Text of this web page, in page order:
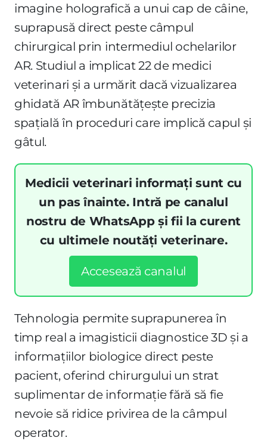
imagine holografică a unui cap de câine,
suprapusă direct peste câmpul
chirurgical prin intermediul ochelarilor
AR. Studiul a implicat 22 de medici
veterinari și a urmărit dacă vizualizarea
ghidată AR îmbunătățește precizia
spațială în proceduri care implică capul și
gâtul.
Medicii veterinari informați sunt cu
un pas înainte. Intră pe canalul
nostru de WhatsApp și fii la curent
cu ultimele noutăți veterinare.
Accesează canalul
Tehnologia permite suprapunerea în
timp real a imagisticii diagnostice 3D și a
informațiilor biologice direct peste
pacient, oferind chirurgului un strat
suplimentar de informație fără să fie
nevoie să ridice privirea de la câmpul
operator.